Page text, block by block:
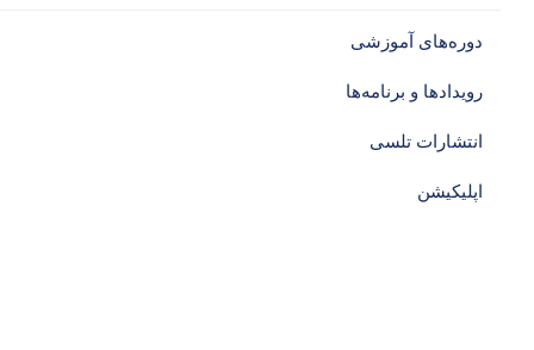
دوره‌های آموزشی‌
رویدادها و برنامه‌ها
انتشارات تلسی
اپلیکیشن